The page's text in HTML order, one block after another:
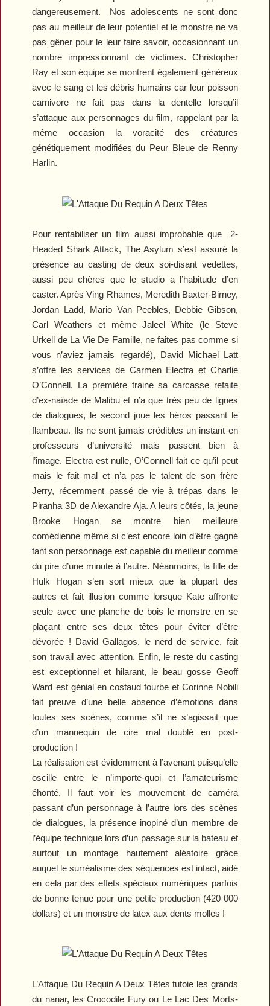
dangereusement.
Nos adolescents ne sont donc
pas au meilleur de leur potentiel et le monstre ne va
pas gêner pour le leur faire savoir, occasionnant un
nombre impressionnant de victimes. Christopher
Ray et son équipe se montrent également généreux
avec le sang et les débris humains car leur poisson
carnivore ne fait pas dans la dentelle lorsqu’il
s’attaque aux personnages du film, rappelant par la
même occasion la voracité des créatures
génétiquement modifiées du Peur Bleuede Renny
Harlin.
Pour rentabiliser un film aussi improbable que 2-
Headed Shark Attack, The Asylum s’est assuré la
présence au casting de deux soi-disant vedettes,
aussi peu chères que le studio a l’habitude d’en
caster. Après Ving Rhames, Meredith Baxter-Birney,
Jordan Ladd, Mario Van Peebles, Debbie Gibson,
Carl Weathers et même Jaleel White (le Steve
Urkell de La Vie De Famille, ne faites pas comme si
vous n’aviez jamais regardé), David Michael Latt
s’offre les services de Carmen Electra et Charlie
O’Connell. La première traine sa carcasse refaite
d’ex-naïade de Malibu et n’a que très peu de lignes
de dialogues, le second joue les héros passant le
flambeau. Ils ne sont jamais crédibles un instant en
professeurs d’université mais passent bien à
l’image. Electra est nulle, O’Connell fait ce qu’il peut
mais le fait mal et n’a pas le talent de son frère
Jerry, récemment passé de vie à trépas dans le
Piranha 3D de Alexandre Aja. A leurs côtés, la jeune
Brooke Hogan se montre bien meilleure
comédienne même si c’est encore loin d’être gagné
tant son personnage est capable du meilleur comme
du pire d’une minute à l’autre. Néanmoins, la fille de
Hulk Hogan s’en sort mieux que la plupart des
autres et fait illusion comme lorsque Kate affronte
seule avec une planche de bois le monstre en se
plaçant entre ses deux têtes pour éviter d’être
dévorée ! David Gallagos, le nerd de service, fait
son travail avec attention. Enfin, le reste du casting
est exceptionnel et hilarant, le beau gosse Geoff
Ward est génial en costaud fourbe et Corinne Nobili
fait preuve d’une belle absence d’émotions dans
toutes ses scènes, comme s’il ne s’agissait que
d’un mannequin de cire mal doublé en post-
production !
La réalisation est évidemment à l’avenant puisqu’elle
oscille entre le n’importe-quoi et l’amateurisme
éhonté. Il faut voir les mouvement de caméra
passant d’un personnage à l’autre lors des scènes
de dialogues, la présence inopiné d’un membre de
l’équipe technique lors d’un passage sur la bateau et
surtout un montage hautement aléatoire grâce
auquel le surréalisme des séquences est intact, aidé
en cela par des effets spéciaux numériques parfois
de bonne tenue pour une petite production (420 000
dollars) et un monstre de latex aux dents molles !
L’Attaque Du Requin A Deux Têtes tutoie les grands
du nanar, lesCrocodile Furyou Le Lac Des Morts-